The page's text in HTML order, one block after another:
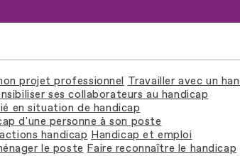
projet professionnel Travailler avec un
ses collaborateurs au handicap
en situation de handicap
d'une personne à son poste
handicap Handicap et emploi
le poste Faire reconnaître le handicap